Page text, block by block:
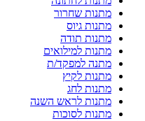
מתנות שחרור
מתנות גיוס
מתנות תודה
מתנות למילואים
מתנה למפקד/ת
מתנות לקיץ
מתנות לחג
מתנות לראש השנה
מתנות לסוכות